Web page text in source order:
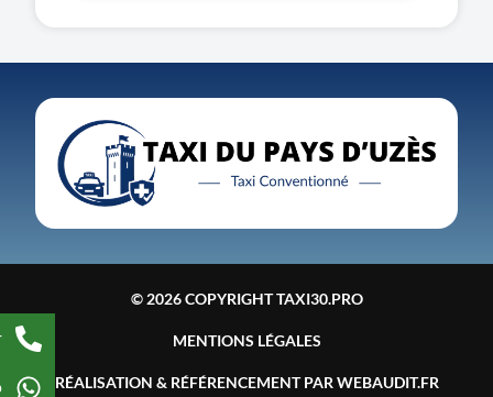
© 2026 COPYRIGHT TAXI30.PRO
MENTIONS LÉGALES
RÉALISATION & RÉFÉRENCEMENT PAR WEBAUDIT.FR